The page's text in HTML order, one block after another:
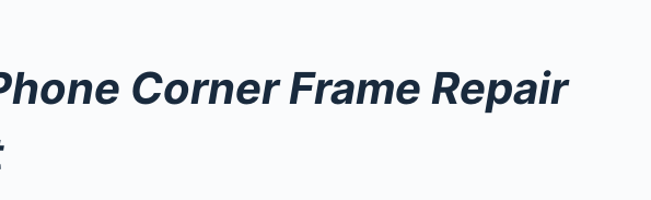
Corner Frame Repair